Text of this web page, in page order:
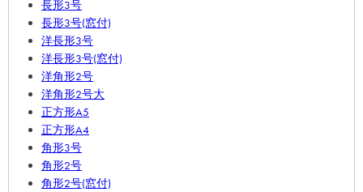
長形3号
長形3号(窓付)
洋長形3号
洋長形3号(窓付)
洋角形2号
洋角形2号大
正方形A5
正方形A4
角形3号
角形2号
角形2号(窓付)